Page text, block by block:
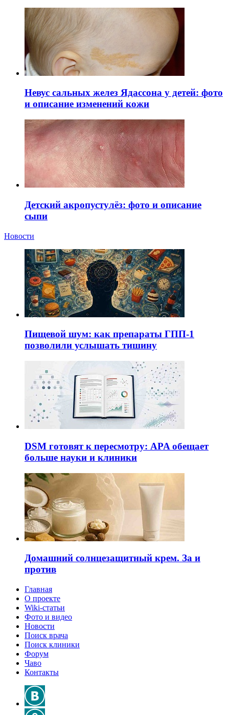
Невус сальных желез Ядассона у детей: фото
и описание изменений кожи
Детский акропустулёз: фото и описание
сыпи
Новости
Пищевой шум: как препараты ГПП-1
позволили услышать тишину
DSM готовят к пересмотру: APA обещает
больше науки и клиники
Домашний солнцезащитный крем. За и
против
Главная
О проекте
Wiki-статьи
Фото и видео
Новости
Поиск врача
Поиск клиники
Форум
Чаво
Контакты